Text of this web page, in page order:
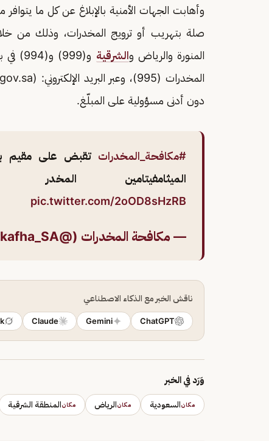
وأهابت الجهات الأمنية بالإبلاغ عن كل ما
المنورة والرياض والشرقية و(999) و(994) في بقية مناطق
المخدرات (995)، وعبر البريد الإلكتروني: (Email:
دون أدنى مسؤولية على المبلّغ.
#مكافحة_المخدرات
الميثامفيتامين
pic.twitter.com/2oOD8sHzRB
— مكافحة المخدرات (@Mokafha_SA)
ناقش الخبر مع الذكاء الاصطناعي
ChatGPT
Gemini
Claude
وَرَد في الخبر
مكانالسعودية مكانالرياض مكانالمنطقة الشرقية